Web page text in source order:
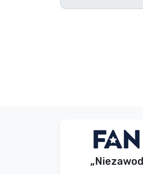
Rzeczy z anime
Typy produktów